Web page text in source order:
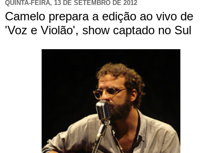
QUINTA-FEIRA, 13 DE SETEMBRO DE 2012
Camelo prepara a edição ao vivo de
'Voz e Violão', show captado no Sul